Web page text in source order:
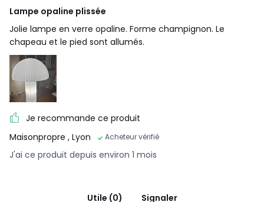
Lampe opaline plissée
Jolie lampe en verre opaline. Forme champignon. Le
chapeau et le pied sont allumés.
Je recommande ce produit
Maisonpropre , Lyon Acheteur vérifié
J'ai ce produit depuis environ 1 mois
Utile (0) Signaler